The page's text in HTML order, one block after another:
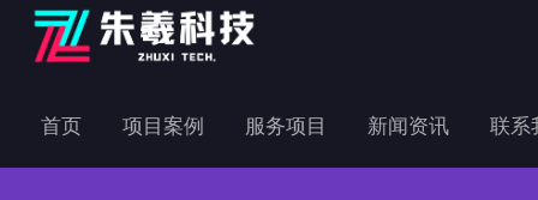
首页 项目案例 服务项目 新闻资讯 联系